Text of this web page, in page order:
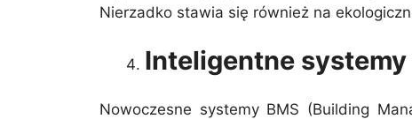
Nierzadko stawia się również na
Inteligentne
Nowoczesne systemy BMS (Building